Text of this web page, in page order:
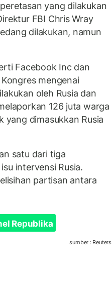
yang dilakukan
FBI Chris Wray
dilakukan, namun
Facebook Inc dan
mengenai
oleh Rusia dan
126 juta warga
yang dimasukkan Rusia
satu dari tiga
intervensi Rusia.
partisan antara
Republika
sumber : Reuters